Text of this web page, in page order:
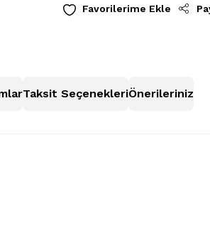
Taksit SeçenekleriÖnerileriniz